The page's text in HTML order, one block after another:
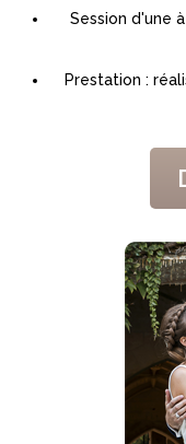
Session d'une
Prestation :